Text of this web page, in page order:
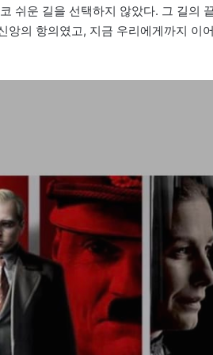
쉬운 길을 선택하지 않았다. 그 길의
앙의 항의였고, 지금 우리에게까지 이